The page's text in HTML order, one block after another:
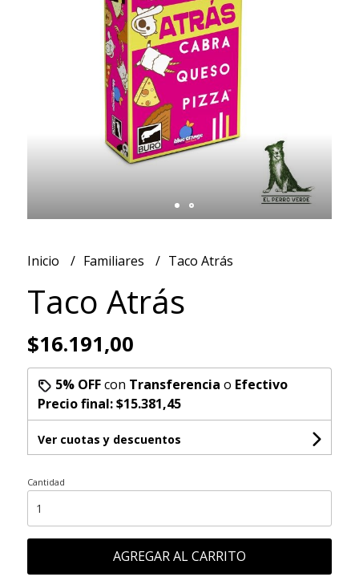
Inicio Familiares Taco Atrás
Taco Atrás
$16.191,00
5% OFFcon Transferencia o Efectivo
Precio final:$15.381,45
Ver cuotas y descuentos
Cantidad
AGREGAR AL CARRITO